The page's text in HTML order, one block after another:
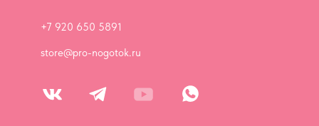
+7 920 650 5891
store@pro-nogotok.ru